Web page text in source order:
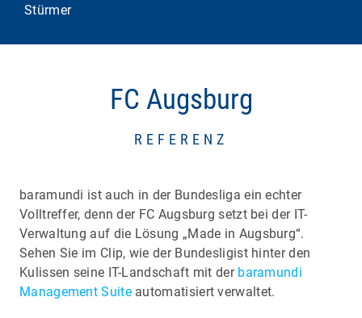
Stürmer
FC Augsburg
REFERENZ
baramundi ist auch in der Bundesliga ein echter
Volltreffer, denn der FC Augsburg setzt bei der IT-
Verwaltung auf die Lösung „Made in Augsburg“.
Sehen Sie im Clip, wie der Bundesligist hinter den
Kulissen seine IT-Landschaft mit der baramundi
Management Suiteautomatisiert verwaltet.